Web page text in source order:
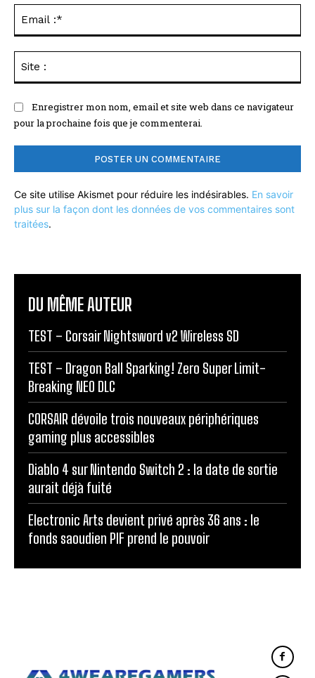
Enregistrer mon nom, email et site web dans ce navigateur
pour la prochaine fois que je commenterai.
Ce site utilise Akismet pour réduire les indésirables. En savoir
plus sur la façon dont les données de vos commentaires sont
traitées.
DU MÊME AUTEUR
TEST – Corsair Nightsword v2 Wireless SD
TEST – Dragon Ball Sparking! Zero Super Limit-
Breaking NEO DLC
CORSAIR dévoile trois nouveaux périphériques
gaming plus accessibles
Diablo 4 sur Nintendo Switch 2 : la date de sortie
aurait déjà fuité
Electronic Arts devient privé après 36 ans : le
fonds saoudien PIF prend le pouvoir